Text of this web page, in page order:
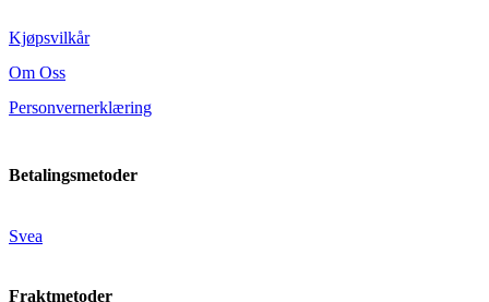
Kjøpsvilkår
Om Oss
Personvernerklæring
Betalingsmetoder
Svea
Fraktmetoder